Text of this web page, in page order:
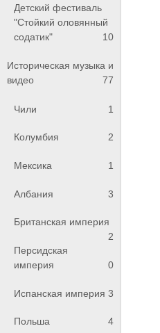
Детский фестиваль
"Стойкий оловянный
содатик"
10
Историческая музыка и
видео
77
Чили 1
Колумбия 2
Мексика 1
Албания 3
Британская империя
2
Персидская
империя
0
Испанская империя 3
Польша 4